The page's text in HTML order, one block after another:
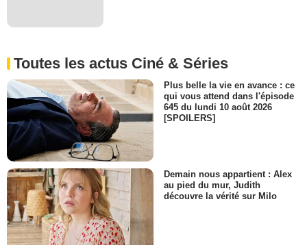
Toutes les actus Ciné & Séries
Plus belle la vie en avance : ce
qui vous attend dans l'épisode
645 du lundi 10 août 2026
[SPOILERS]
Demain nous appartient : Alex
au pied du mur, Judith
découvre la vérité sur Milo